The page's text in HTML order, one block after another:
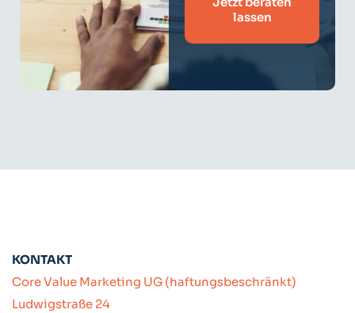
lassen
KONTAKT
Core Value Marketing UG (haftungsbeschränkt)
Ludwigstraße 24